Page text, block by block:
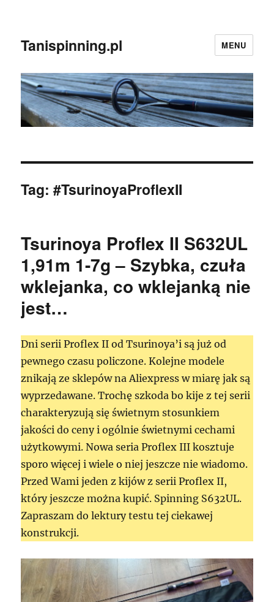
Tanispinning.pl MENU
Tag:#TsurinoyaProflexII
Tsurinoya Proflex II S632UL
1,91m 1-7g – Szybka, czuła
wklejanka, co wklejanką nie
jest…
Dni serii Proflex II od Tsurinoya’i są już od
pewnego czasu policzone. Kolejne modele
znikają ze sklepów na Aliexpress w miarę jak są
wyprzedawane. Trochę szkoda bo kije z tej serii
charakteryzują się świetnym stosunkiem
jakości do ceny i ogólnie świetnymi cechami
użytkowymi. Nowa seria Proflex III kosztuje
sporo więcej i wiele o niej jeszcze nie wiadomo.
Przed Wami jeden z kijów z serii Proflex II,
który jeszcze można kupić. Spinning S632UL.
Zapraszam do lektury testu tej ciekawej
konstrukcji.